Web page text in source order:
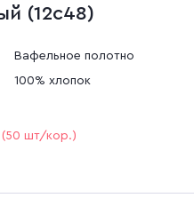
(12с48)
Вафельное полотно
100% хлопок
(50 шт/кор.)